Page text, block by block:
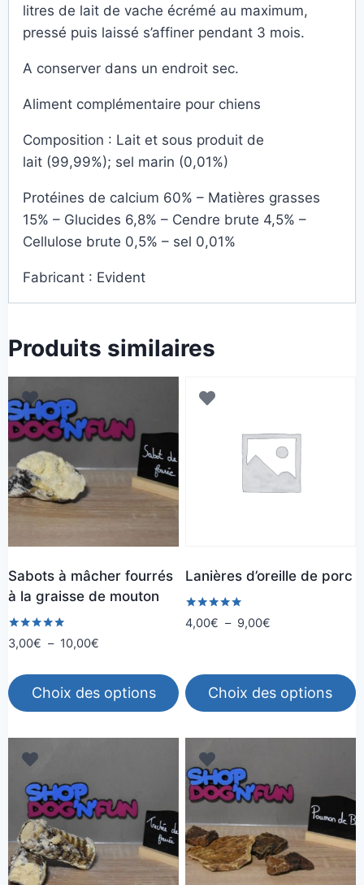
litres de lait de vache écrémé au maximum,
pressé puis laissé s’affiner pendant 3 mois.
A conserver dans un endroit sec.
Aliment complémentaire pour chiens
Composition : Lait et sous produit de
lait (99,99%); sel marin (0,01%)
Protéines de calcium 60% – Matières grasses
15% – Glucides 6,8% – Cendre brute 4,5% –
Cellulose brute 0,5% – sel 0,01%
Fabricant : Evident
Produits similaires
Sabots à mâcher fourrés
à la graisse de mouton
Note
5.00
3,00€ – 10,00€
3,00€
10,00€
Choix des options
plusieurs
variations.
Les
options
peuvent
Lanières d’oreille de porc
Note
5.00
4,00€ – 9,00€
4,00€
à
9,00€
Choix des options
a
plusieurs
Les
options
peuvent